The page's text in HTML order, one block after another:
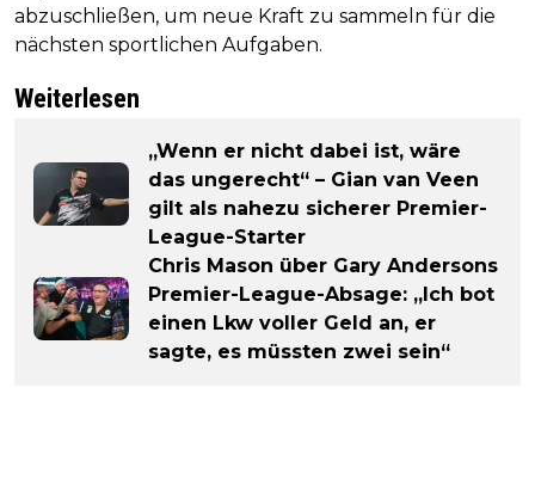
abzuschließen, um neue Kraft zu sammeln für die
nächsten sportlichen Aufgaben.
Weiterlesen
„Wenn er nicht dabei ist, wäre
das ungerecht“ – Gian van Veen
gilt als nahezu sicherer Premier-
League-Starter
Chris Mason über Gary Andersons
Premier-League-Absage: „Ich bot
einen Lkw voller Geld an, er
sagte, es müssten zwei sein“